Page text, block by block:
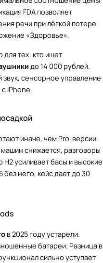
FDA позволяет
речи при лёгкой потере
«Здоровье».
тех, кто ищет
до 14 000 рублей.
сенсорное управление
с iPhone.
иначе, чем Pro-версии.
снижается, разговоры
усиливает басы и высокие
без него, кейс дает до 30
в 2025 году устарели.
батареи. Разница в
сильно уступает